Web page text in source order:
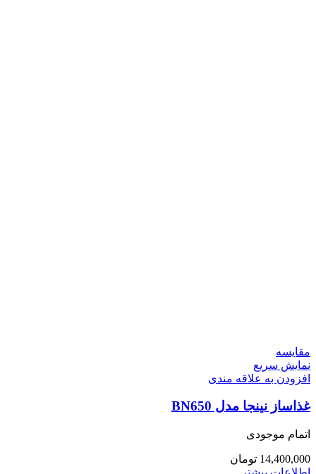
مقايسه
نمایش سریع
افزودن به علاقه مندی
غذاساز نینجا مدل BN650
اتمام موجودی
14,400,000 تومان